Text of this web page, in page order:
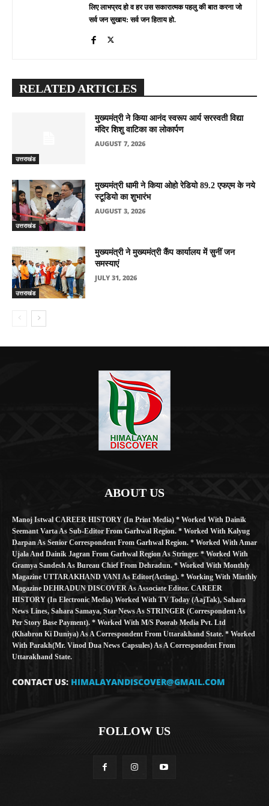
लिए लाभप्रद हो व हर उस सकारात्मक पहलु की बात करना जो
सर्व जन सुखाय: सर्व जन हिताय हो.
RELATED ARTICLES
उत्तराखंड
मुख्यमंत्री ने किया आनंद स्वरूप आर्य सरस्वती विद्या
मंदिर शिशु वाटिका का लोकार्पण
AUGUST 7, 2026
उत्तराखंड
मुख्यमंत्री धामी ने किया ओहो रेडियो 89.2 एफएम के नये
स्टूडियो का शुभारंभ
AUGUST 3, 2026
उत्तराखंड
मुख्यमंत्री ने मुख्यमंत्री कैंप कार्यालय में सुनीं जन
समस्याएं
JULY 31, 2026
ABOUT US
Manoj Istwal CAREER HISTORY (in Print Media) * Worked With Dainik
Seemant Varta As Sub-Editor From Garhwal Region. * Worked With Kalyug
Darpan As Senior Correspondent From Garhwal Region. * Worked With Amar
Ujala And Dainik Jagran From Garhwal Region As Stringer. * Worked With
Gramya Sandesh As Bureau Chief From Dehradun. * Worked With Monthly
Magazine UTTARAKHAND VANI As Editor(Acting). * Working With Minthly
Magazine DEHRADUN DISCOVER As Associate Editor. CAREER
HISTORY (in Electronic Media) Worked With TV Today (AajTak), Sahara
News Lines, Sahara Samaya, Star News As STRINGER (Correspondent As
Per Story Base Payment). * Worked With M/S Poorab Media Pvt. Ltd
(Khabron Ki Duniya) As A Correspondent From Uttarakhand State. * Worked
With Parakh(Mr. Vinod Dua News Capsules) As A Correspondent From
Uttarakhand State.
CONTACT US: HIMALAYANDISCOVER@GMAIL.COM
FOLLOW US